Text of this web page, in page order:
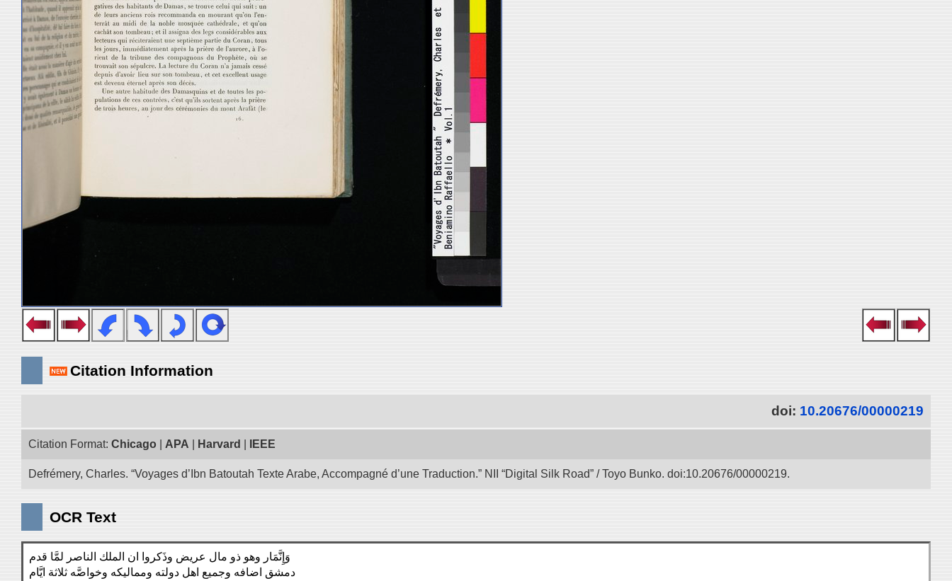
Citation Information
doi: 10.20676/00000219
Citation Format: Chicago APA Harvard IEEE
Defrémery, Charles. “Voyages d’Ibn Batoutah Texte Arabe, Accompagné d’une Traduction.” NII “Digital Silk Road” / Toyo Bunko. doi:10.20676/00000219.
OCR Text
وَإِنَّمَار وهو ذو مال عريض وذَكروا ان الملك الناصر لمَّا قدم
دمشق اضافه وجميع اهل دولته ومماليكه وخواصَّه ثلاثة ايَّام